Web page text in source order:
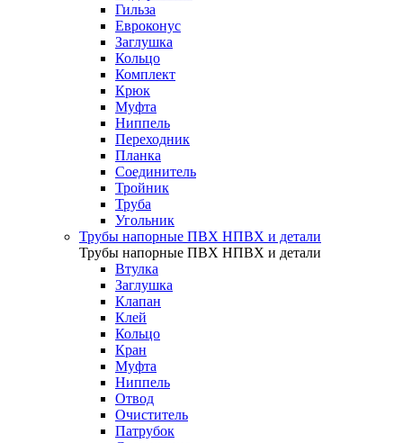
Гильза
Евроконус
Заглушка
Кольцо
Комплект
Крюк
Муфта
Ниппель
Переходник
Планка
Соединитель
Тройник
Труба
Угольник
Трубы напорные ПВХ НПВХ и детали
Трубы напорные ПВХ НПВХ и детали
Втулка
Заглушка
Клапан
Клей
Кольцо
Кран
Муфта
Ниппель
Отвод
Очиститель
Патрубок